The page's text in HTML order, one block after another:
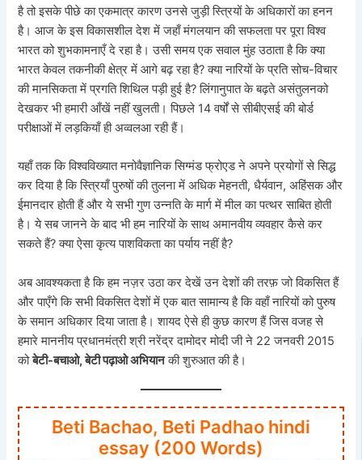
है तो इसके पीछे का एकमात्र कारण उनसे जुड़ी स्त्रियों के अधिकारों का हनन
है। आज के इस विकासशील देश में जहाँ मंगलयान की सफलता पर पूरा विश्व
भारत को शुभकामनाएँ दे रहा है। उसी समय एक सवाल मुंह उठाता है कि क्या
भारत केवल तकनीकी क्षेत्र में आगे बढ़ रहा है? क्या नारियों के प्रति सोच-विचार
की मानसिकता में प्रगति शिथिल पड़ी हुई है? लिंगानुपात के बढ़ते असंतुलनको
देखकर भी हमारी आँखें नहीं खुलती। पिछले 14 वर्षों से सीबीएसई की बोर्ड
परीक्षाओं में लड़कियाँ ही अव्वलआ रही हैं।
यहाँ तक कि विश्वविख्यात मनोवैज्ञानिक सिग्मंड फ्रोएड ने अपने प्रयोगों से सिद्ध
कर दिया है कि स्त्रियाँ पुरुषों की तुलना में अधिक मेहनती, धैर्यवान, अहिंसक और
ईमानदार होती हैं और ये सभी गुण उन्नति के मार्ग में मील का पत्थर साबित होती
है। ये सब जानने के बाद भी हम नारियों के साथ अमानवीय व्यवहार कैसे कर
सकते हैं? क्या ऐसा कृत्य पाशविकता का पर्याय नहीं है?
अब आवश्यकता है कि हम नज़र उठा कर देखें उन देशों की तरफ़ जो विकसित हैं
और पाएँगे कि सभी विकसित देशों में एक बात सामान्य है कि वहाँ नारियों को पुरुष
के समान अधिकार दिया जाता है। शायद ऐसे ही कुछ कारण हैं जिस वजह से
हमारे माननीय प्रधानमंत्री श्री नरेंद्र दामोदर मोदी जी ने 22 जनवरी 2015
कोबेटी-बचाओ, बेटी पढ़ाओ अभियानकी शुरुआत की है।
Beti Bachao, Beti Padhao hindi
essay (200 Words)